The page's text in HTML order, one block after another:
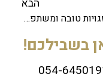
לחיות בזגויות טובה ומשתפרת
בשבילכם!